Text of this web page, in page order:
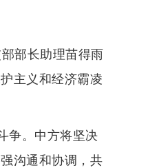
部长助理苗得雨
主义和经济霸凌
争。中方将坚决
沟通和协调，共